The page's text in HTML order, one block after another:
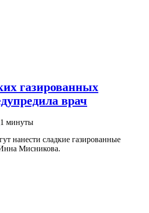
газированных
врач
1 минуты
нанести сладкие газированные
Мисникова.